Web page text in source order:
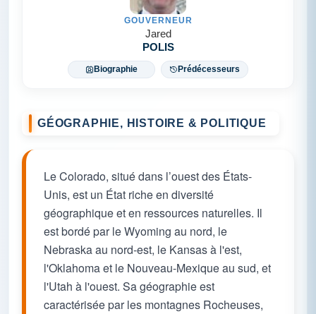
GOUVERNEUR
Jared
POLIS
Biographie Prédécesseurs
GÉOGRAPHIE, HISTOIRE & POLITIQUE
Le Colorado, situé dans l’ouest des États-
Unis, est un État riche en diversité
géographique et en ressources naturelles. Il
est bordé par le Wyoming au nord, le
Nebraska au nord-est, le Kansas à l'est,
l'Oklahoma et le Nouveau-Mexique au sud, et
l'Utah à l'ouest. Sa géographie est
caractérisée par les montagnes Rocheuses,